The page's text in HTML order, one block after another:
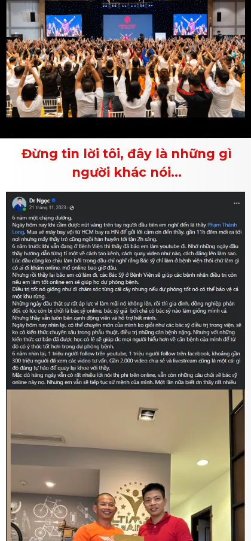
Đừng tin lời tôi, đây là những gì
người khác nói...